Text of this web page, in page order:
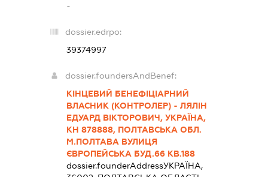
-
dossier.edrpo:
39374997
dossier.foundersAndBenef:
КІНЦЕВИЙ БЕНЕФІЦІАРНИЙ
ВЛАСНИК (КОНТРОЛЕР) - ЛЯЛІН
ЕДУАРД ВІКТОРОВИЧ, УКРАЇНА,
КН 878888, ПОЛТАВСЬКА ОБЛ.
М.ПОЛТАВА ВУЛИЦЯ
ЄВРОПЕЙСЬКА БУД.66 КВ.188
dossier.founderAddressУКРАЇНА,